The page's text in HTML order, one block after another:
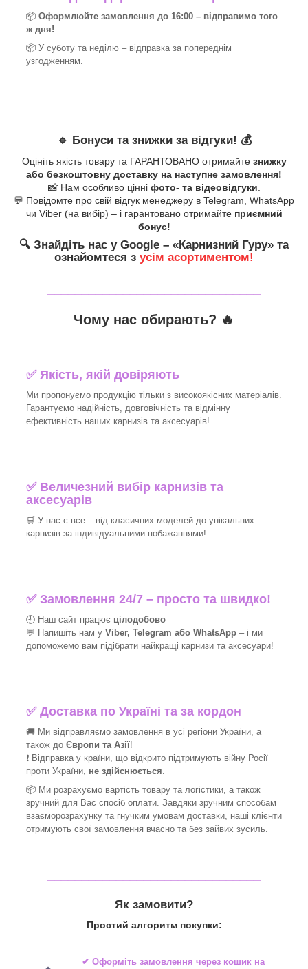
📦 Оформлюйте замовлення до 16:00 – відправимо того
ж дня!
📦 У суботу та неділю – відправка за попереднім
узгодженням.
🔹 Бонуси та знижки за відгуки! 💰
Оцініть якість товару та ГАРАНТОВАНО отримайте знижку
або безкоштовну доставку на наступне замовлення!
📸 Нам особливо цінні фото- та відеовідгуки.
💬 Повідомте про свій відгук менеджеру в Telegram, WhatsApp
чи Viber (на вибір) – і гарантовано отримайте приємний
бонус!
🔍 Знайдіть нас у Google – «Карнизний Гуру» та
ознайомтеся з усім асортиментом!
Чому нас обирають? 🔥
✅Якість, якій довіряють
Ми пропонуємо продукцію тільки з високоякісних матеріалів.
Гарантуємо надійність, довговічність та відмінну
ефективність наших карнизів та аксесуарів!​
✅ Величезний вибір карнизів та
аксесуарів
🛒 У нас є все – від класичних моделей до унікальних
карнизів за індивідуальними побажаннями!​
✅Замовлення 24/7 – просто та швидко!
🕘 Наш сайт працює цілодобово
💬 Напишіть нам у Viber, Telegram або WhatsApp – і ми
допоможемо вам підібрати найкращі карнизи та аксесуари!
✅Доставка по Україні та за кордон
🚚 Ми відправляємо замовлення в усі регіони України, а
також до Європи та Азії!
❗ Відправка у країни, що відкрито підтримують війну Росії
проти України, не здійснюється
📦 Ми розрахуємо вартість товару та логістики, а також
зручний для Вас спосіб оплати. Завдяки зручним способам
взаєморозрахунку та гнучким умовам доставки, наші клієнти
отримують свої замовлення вчасно та без зайвих зусиль.
Як замовити?
Простий алгоритм покупки:
✔ Оформіть замовлення через кошик на